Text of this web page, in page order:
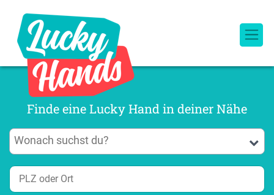
Finde eine Lucky Hand in deiner Nähe